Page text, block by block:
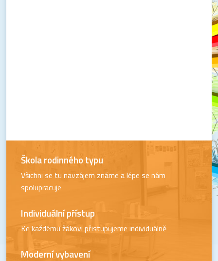
Škola rodinného typu
Všichni se tu navzájem známe a lépe se nám
spolupracuje
Individuální přístup
Ke každému žákovi přistupujeme individuálně
Moderní vybavení